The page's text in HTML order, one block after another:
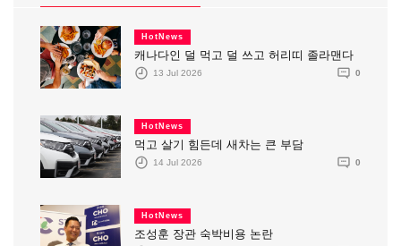
HotNews
캐나다인 덜 먹고 덜 쓰고 허리띠 졸라맨다
13 Jul 2026 0
HotNews
먹고 살기 힘든데 새차는 큰 부담
14 Jul 2026 0
HotNews
조성훈 장관 숙박비용 논란